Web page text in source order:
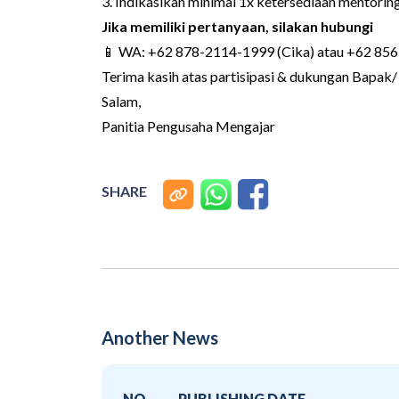
Jika memiliki pertanyaan, silakan hubungi
📱 WA: +62 878-2114-1999 (Cika) atau +62
Terima kasih atas partisipasi & dukungan
Salam,
Panitia Pengusaha Mengajar
SHARE
Another News